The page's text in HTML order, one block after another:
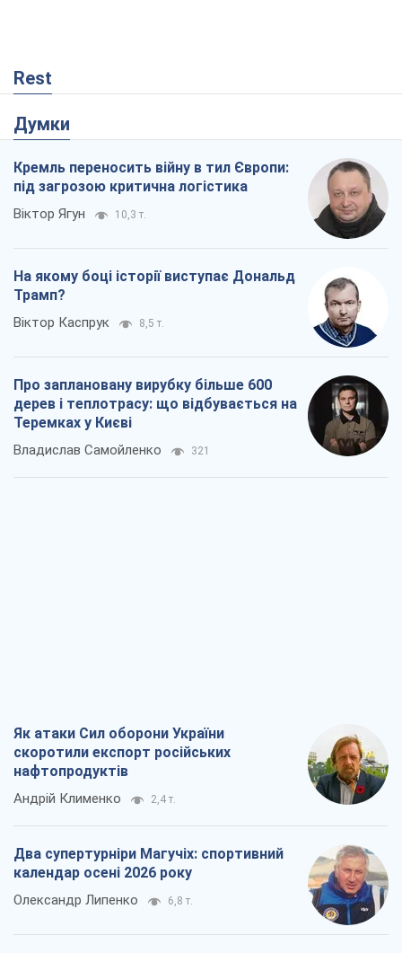
Rest
Думки
Кремль переносить війну в тил Європи:
під загрозою критична логістика
Віктор Ягун 10,3 т.
На якому боці історії виступає Дональд
Трамп?
Віктор Каспрук 8,5 т.
Про заплановану вирубку більше 600
дерев і теплотрасу: що відбувається на
Теремках у Києві
Владислав Самойленко 321
Як атаки Сил оборони України
скоротили експорт російських
нафтопродуктів
Андрій Клименко 2,4 т.
Два супертурніри Магучіх: спортивний
календар осені 2026 року
Олександр Липенко 6,8 т.